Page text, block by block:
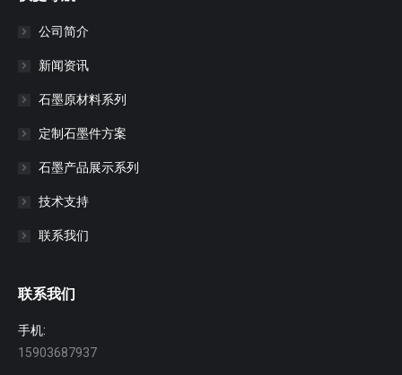
公司简介
新闻资讯
石墨原材料系列
定制石墨件方案
石墨产品展示系列
技术支持
联系我们
联系我们
手机:
15903687937